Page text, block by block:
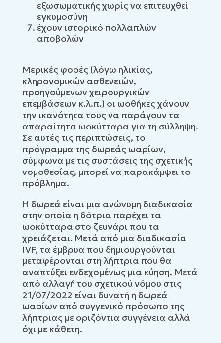
εξωσωματικής χωρίς να επιτευχθεί
εγκυμοσύνη
έχουν ιστορικό πολλαπλών
αποβολών
Μερικές φορές (λόγω ηλικίας,
κληρονομικών ασθενειών,
προηγούμενων χειρουργικών
επεμβάσεων κ.λ.π.) οι ωοθήκες χάνουν
την ικανότητα τους να παράγουν τα
απαραίτητα ωοκύτταρα για τη σύλληψη.
Σε αυτές τις περιπτώσεις, το
πρόγραμμα της δωρεάς ωαρίων,
σύμφωνα με τις συστάσεις της σχετικής
νομοθεσίας, μπορεί να παρακάμψει το
πρόβλημα.
Η δωρεά είναι μια ανώνυμη διαδικασία
στην οποία η δότρια παρέχει τα
ωοκύτταρα στο ζευγάρι που τα
χρειάζεται. Μετά από μια διαδικασία
IVF, τα έμβρυα που δημιουργούνται
μεταφέρονται στη λήπτρια που θα
αναπτύξει ενδεχομένως μια κύηση. Μετά
από αλλαγή του σχετικού νόμου στις
21/07/2022 είναι δυνατή η δωρεά
ωαρίων από συγγενικό πρόσωπο της
λήπτριας με οριζόντια συγγένεια αλλά
όχι με κάθετη.